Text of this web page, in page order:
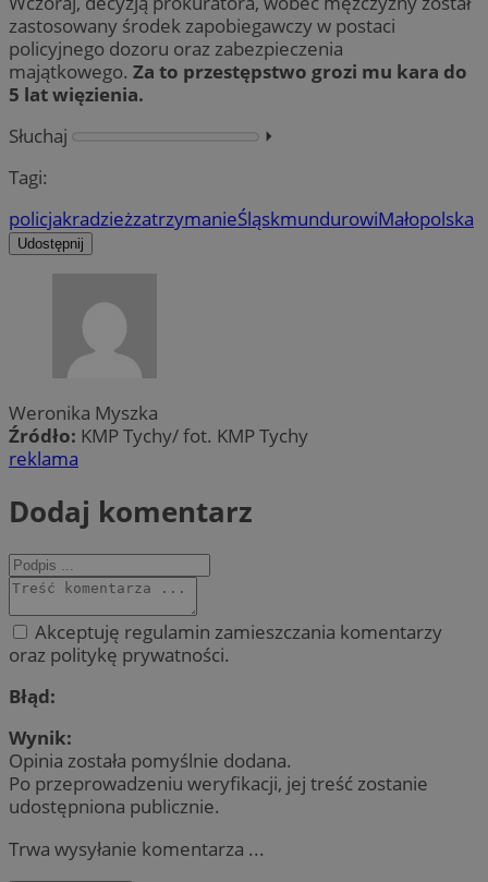
zastosowany środek zapobiegawczy w postaci
policyjnego dozoru oraz zabezpieczenia
majątkowego. Za to przestępstwo grozi mu kara do
5 lat więzienia.
Słuchaj
⏵︎
Tagi:
policjakradzieżzatrzymanieŚląskmundurowiMałopolska
Udostępnij
Weronika Myszka
Źródło: KMP Tychy/ fot. KMP Tychy
reklama
Dodaj komentarz
Akceptuję regulamin zamieszczania komentarzy
oraz politykę prywatności.
Błąd:
Wynik:
Opinia została pomyślnie dodana.
Po przeprowadzeniu weryfikacji, jej treść zostanie
udostępniona publicznie.
Trwa wysyłanie komentarza ...